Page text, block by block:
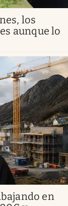
los
aunque lo
en